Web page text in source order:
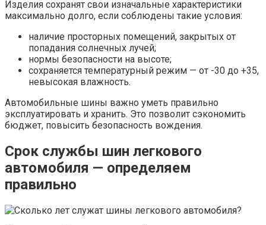
Изделия сохранят свои изначальные характеристики
максимально долго, если соблюдены такие условия:
наличие просторных помещений, закрытых от
попадания солнечных лучей;
нормы безопасности на высоте;
сохраняется температурный режим — от -30 до +35,
невысокая влажность.
Автомобильные шины важно уметь правильно
эксплуатировать и хранить. Это позволит сэкономить
бюджет, повысить безопасность вождения.
Срок службы шин легкового
автомобиля — определяем
правильно